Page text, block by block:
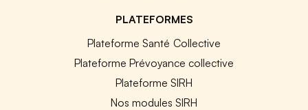
PLATEFORMES
Plateforme Santé Collective
Plateforme Prévoyance collective
Plateforme SIRH
Nos modules SIRH